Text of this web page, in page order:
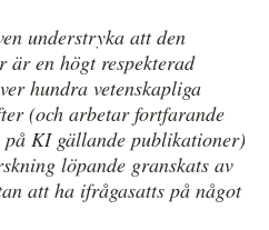
understryka att den
är en högt respekterad
hundra vetenskapliga
(och arbetar fortfarande
på KI gällande publikationer)
löpande granskats av
att ha ifrågasatts på något